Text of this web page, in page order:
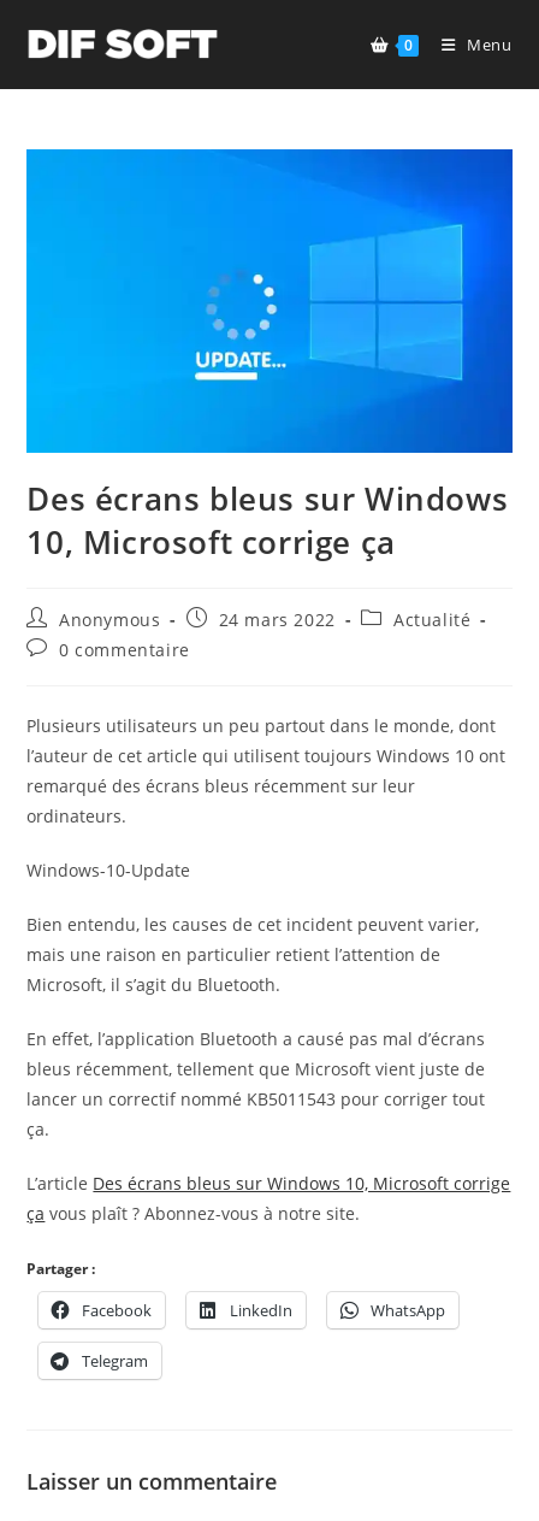
0 Menu
Des écrans bleus sur Windows
10, Microsoft corrige ça
Auteur/autrice
de
la
Anonymous
Publication
24 mars 2022
PostActualité
Commentaires
publication :
0 commentaire
Plusieurs utilisateurs un peu partout dans le monde, dont
l’auteur de cet article qui utilisent toujours Windows 10 ont
remarqué des écrans bleus récemment sur leur
ordinateurs.
Windows-10-Update
Bien entendu, les causes de cet incident peuvent varier,
mais une raison en particulier retient l’attention de
Microsoft, il s’agit du Bluetooth.
En effet, l’application Bluetooth a causé pas mal d’écrans
bleus récemment, tellement que Microsoft vient juste de
lancer un correctif nommé KB5011543 pour corriger tout
ça.
L’article Des écrans bleus sur Windows 10, Microsoft corrige
ça vous plaît ? Abonnez-vous à notre site.
Partager :
Facebook LinkedIn WhatsApp
Telegram
Laisser un commentaire